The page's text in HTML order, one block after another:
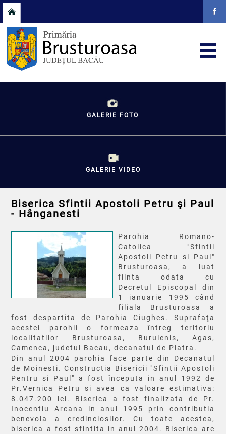
GALERIE FOTO
GALERIE VIDEO
Biserica Sfintii Apostoli Petru şi Paul
- Hânganesti
Parohia Romano-
Catolica "Sfintii
Apostoli Petru si Paul"
Brusturoasa, a luat
fiinta odata cu
Decretul Episcopal din
1 ianuarie 1995 când
filiala Brusturoasa a
fost despartita de Parohia Ciughes. Suprafaţa
acestei parohii o formeaza întreg teritoriu
localitatilor Brusturoasa, Buruienis, Agas,
Camenca, judetul Bacau, decanatul de Piatra.
Din anul 2004 parohia face parte din Decanatul
de Moinesti. Constructia Bisericii "Sfintii Apostoli
Pentru si Paul" a fost începuta in anul 1992 de
Pr.Vernica Petru si avea ca valoare estimativa:
8.047.200 lei. Biserica a fost finalizata de Pr.
Inocentiu Arcana in anul 1995 prin contributia
benevola a credinciosilor. Cu toate acestea,
biserica a fost sfintita in anul 2004. Biserica are